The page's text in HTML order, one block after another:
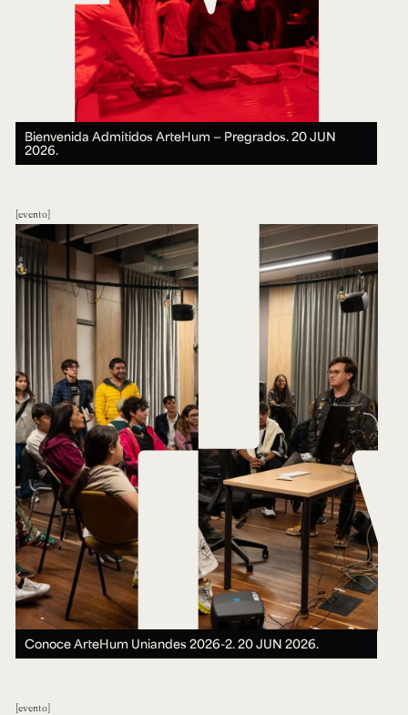
Bienvenida Admitidos ArteHum — Pregrados.20 JUN
2026.
evento
Conoce ArteHum Uniandes 2026-2.20 JUN 2026.
evento